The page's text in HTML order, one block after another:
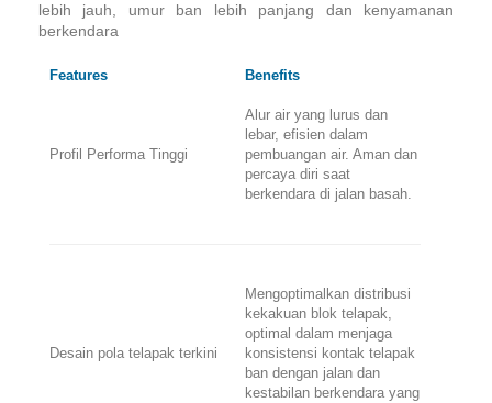
lebih jauh, umur ban lebih panjang dan kenyamanan
berkendara
Features Benefits
Profil Performa Tinggi
Alur air yang lurus dan
lebar, efisien dalam
pembuangan air. Aman dan
percaya diri saat
berkendara di jalan basah.
Desain pola telapak terkini
Mengoptimalkan distribusi
kekakuan blok telapak,
optimal dalam menjaga
konsistensi kontak telapak
ban dengan jalan dan
kestabilan berkendara yang